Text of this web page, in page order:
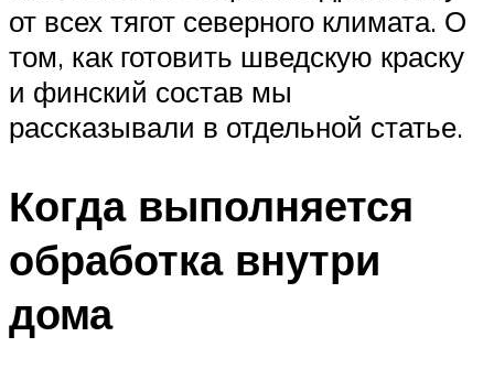
от всех тягот северного климата. О
том, как готовить шведскую краску
и финский состав мы
рассказывали в отдельной статье.
Когда выполняется
обработка внутри
дома